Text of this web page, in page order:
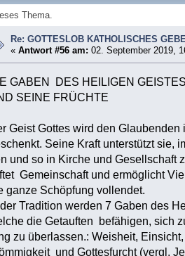
Thema.
Re: GOTTESLOB KATHOLISCHES
«Antwort #56 am: 02. September 2019,
GABEN DES HEILIGEN GEISTES
SEINE FRÜCHTE
Geist Gottes wird den Glaubenden
Seine Kraft unterstützt sie,
und so in Kirche und Gesellschaft
Gemeinschaft und ermöglicht
ganze Schöpfung vollendet.
der Tradition werden 7 Gaben des
die Getauften befähigen, sich
zu überlassen.: Weisheit,
und Gottesfurcht (vergl.